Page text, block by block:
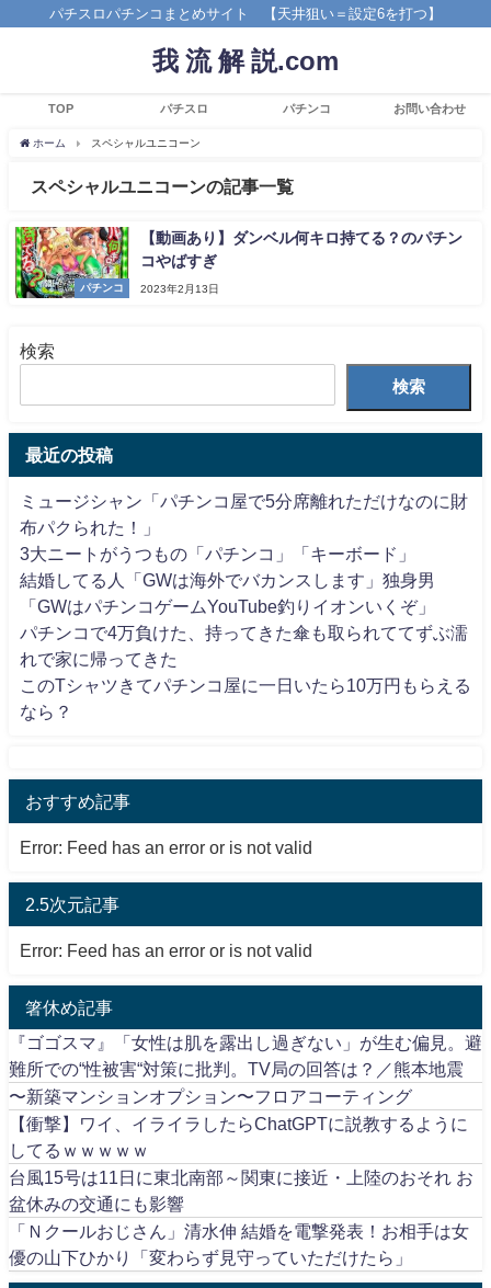
パチスロパチンコまとめサイト 【天井狙い＝設定6を打つ】
我 流 解 説.com
TOP パチスロ パチンコ お問い合わせ
ホーム スペシャルユニコーン
スペシャルユニコーンの記事一覧
パチンコ
【動画あり】ダンベル何キロ持てる？のパチン
コやばすぎ
2023年2月13日
検索
検索
最近の投稿
ミュージシャン「パチンコ屋で5分席離れただけなのに財
布パクられた！」
3大ニートがうつもの「パチンコ」「キーボード」
結婚してる人「GWは海外でバカンスします」独身男
「GWはパチンコゲームYouTube釣りイオンいくぞ」
パチンコで4万負けた、持ってきた傘も取られててずぶ濡
れで家に帰ってきた
このTシャツきてパチンコ屋に一日いたら10万円もらえる
なら？
おすすめ記事
Error: Feed has an error or is not valid
2.5次元記事
Error: Feed has an error or is not valid
箸休め記事
『ゴゴスマ』「女性は肌を露出し過ぎない」が生む偏見。避
難所での“性被害“対策に批判。TV局の回答は？／熊本地震
〜新築マンションオプション〜フロアコーティング
【衝撃】ワイ、イライラしたらChatGPTに説教するように
してるｗｗｗｗｗ
台風15号は11日に東北南部～関東に接近・上陸のおそれ お
盆休みの交通にも影響
「Ｎクールおじさん」清水伸 結婚を電撃発表！お相手は女
優の山下ひかり「変わらず見守っていただけたら」